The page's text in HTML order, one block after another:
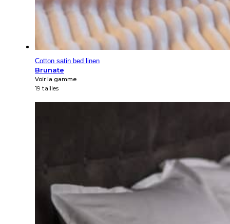
Cotton satin bed linen
Brunate
Voir la gamme
19 tailles